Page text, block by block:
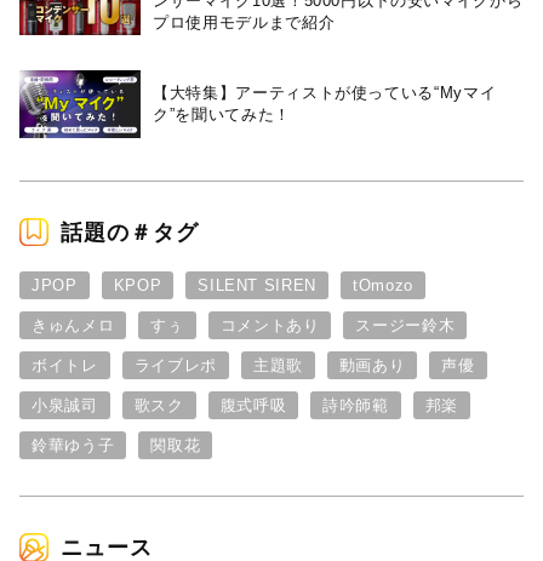
プロ使用モデルまで紹介
【大特集】アーティストが使っている“Myマイ
ク”を聞いてみた！
話題の＃タグ
JPOP KPOP SILENT SIREN tOmozo
きゅんメロ すぅ コメントあり スージー鈴木
ボイトレ ライブレポ 主題歌 動画あり 声優
小泉誠司 歌スク 腹式呼吸 詩吟師範 邦楽
鈴華ゆう子 関取花
ニュース